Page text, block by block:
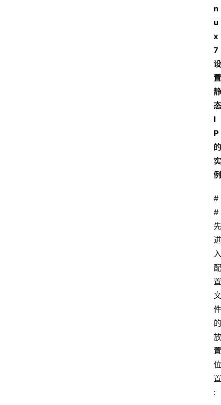
n
u
x
7
设
置
静
态
I
P
的
实
例
#
#
先
进
入
配
置
文
件
的
放
置
位
置
: